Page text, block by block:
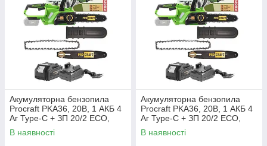
Акумуляторна бензопила
Procraft PKA36, 20В, 1 АКБ 4
Аг Type-C + ЗП 20/2 ECO,
шина 250 мм Німеччина
В наявності
Акумуляторна бензопила
Procraft PKA36, 20В, 1 АКБ 4
Аг Type-C + ЗП 20/2 ECO,
шина 250 мм Німеччина
В наявності